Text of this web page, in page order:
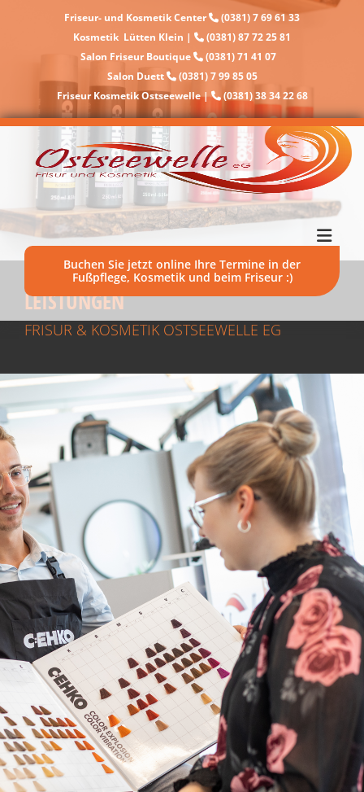
Friseur- und Kosmetik Center  (0381) 7 69 61 33
Kosmetik Lütten Klein |  (0381) 87 72 25 81
Salon Friseur Boutique  (0381) 71 41 07
Salon Duett  (0381) 7 99 85 05
Friseur Kosmetik Ostseewelle | (0381) 38 34 22 68
Buchen Sie jetzt online Ihre Termine in der
Fußpflege, Kosmetik und beim Friseur :)
LEISTUNGEN
FRISUR & KOSMETIK OSTSEEWELLE EG